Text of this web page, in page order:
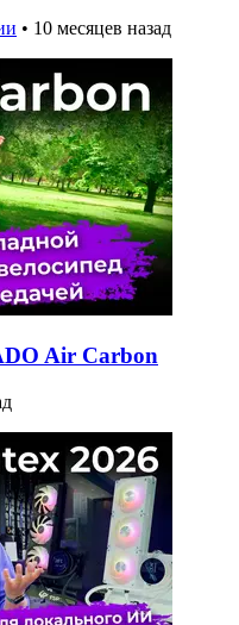
• 10 месяцев назад
Air Carbon